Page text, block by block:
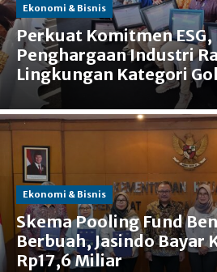
Ekonomi & Bisnis
Perkuat Komitmen ESG,
Penghargaan Industri
Lingkungan Kategori
Ekonomi & Bisnis
Skema Pooling Fund
Berbuah, Jasindo Bayar
Rp17,6 Miliar